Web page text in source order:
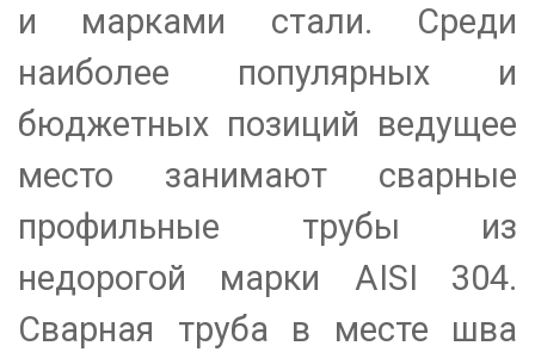
и марками стали. Среди
наиболее популярных и
бюджетных позиций ведущее
место занимают сварные
профильные трубы из
недорогой марки AISI 304.
Сварная труба в месте шва